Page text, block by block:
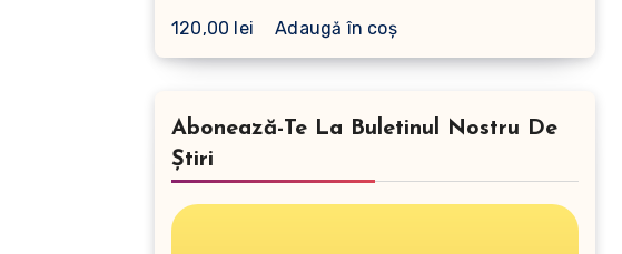
120,00 lei Adaugă în coș
Abonează-Te La Buletinul Nostru De
Știri